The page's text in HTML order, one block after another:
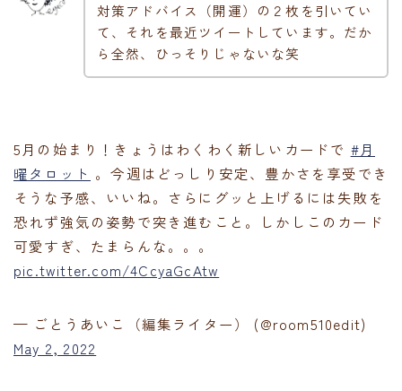
対策アドバイス（開運）の２枚を引いてい
て、それを最近ツイートしています。だか
ら全然、ひっそりじゃないな笑
5月の始まり！きょうはわくわく新しいカードで #月
曜タロット 。今週はどっしり安定、豊かさを享受でき
そうな予感、いいね。さらにグッと上げるには失敗を
恐れず強気の姿勢で突き進むこと。しかしこのカード
可愛すぎ、たまらんな。。。
pic.twitter.com/4CcyaGcAtw
— ごとうあいこ（編集ライター） (@room510edit)
May 2, 2022